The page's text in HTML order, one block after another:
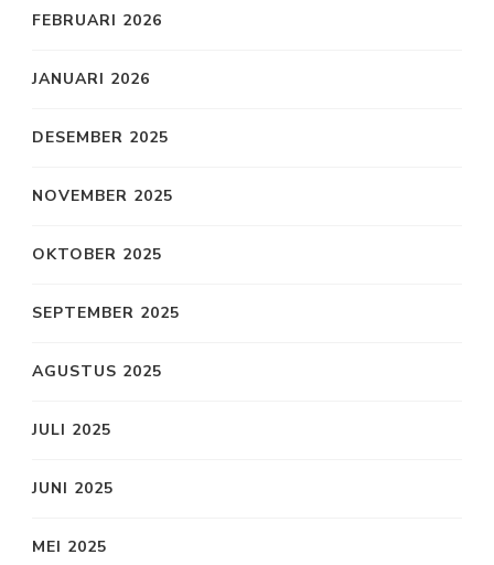
FEBRUARI 2026
JANUARI 2026
DESEMBER 2025
NOVEMBER 2025
OKTOBER 2025
SEPTEMBER 2025
AGUSTUS 2025
JULI 2025
JUNI 2025
MEI 2025